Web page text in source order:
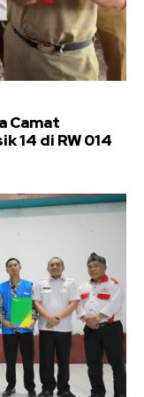
Camat
14 di RW 014